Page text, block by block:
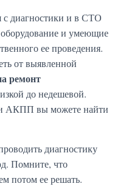
с диагностики и в СТО
и умеющие
ее проведения.
от выявленной
ремонт
до недешевой.
АКПП вы можете найти
диагностику
Помните, что
потом ее решать.